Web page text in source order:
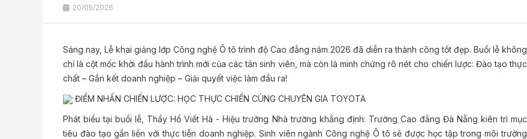
20/05/2026
Sáng nay, Lễ khai giảng lớp Công nghệ Ô tô trình độ Cao đẳng năm 2026 đã diễn ra thành công tốt đẹp. Buổi lễ không
chỉ là cột mốc khởi đầu hành trình mới của các tân sinh viên, mà còn là minh chứng rõ nét cho chiến lược: Đào tạo thực
chất – Gắn kết doanh nghiệp – Giải quyết việc làm đầu ra!
ĐIỂM NHẤN CHIẾN LƯỢC: HỌC THỰC CHIẾN CÙNG CHUYÊN GIA TOYOTA
Phát biểu tại buổi lễ, Thầy Hồ Viết Hà - Hiệu trưởng Nhà trường khẳng định: Trường Cao đẳng Đà Nẵng kiên trì mục
tiêu đào tạo gắn liền với thực tiễn doanh nghiệp. Sinh viên ngành Công nghệ Ô tô sẽ được học tập trong môi trường